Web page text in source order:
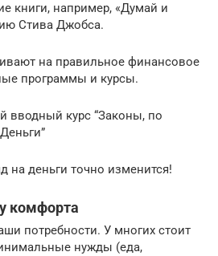
книги, например, «Думай и
Стива Джобса.
на правильное финансовое
программы и курсы.
вводный курс “Законы, по
на деньги точно изменится!
комфорта
потребности. У многих стоит
нужды (еда,